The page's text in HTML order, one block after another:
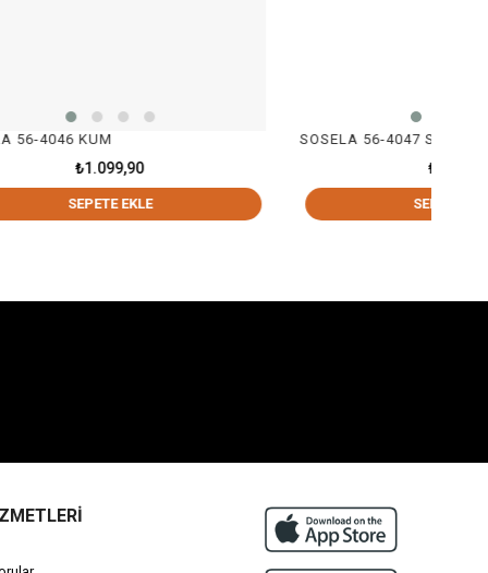
SOSELA 56-4047 SIYAH
SEPETE EKLE